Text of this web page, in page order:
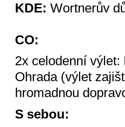
KDE: Wortnerův
CO:
2x celodenní
Ohrada (výlet
hromadnou
S